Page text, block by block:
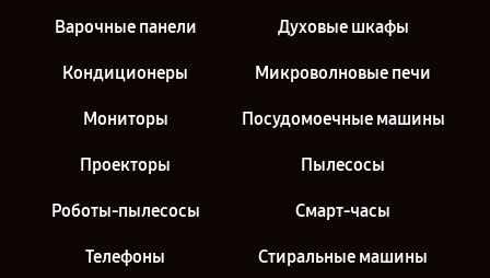
Варочные панели Духовые шкафы
Кондиционеры Микроволновые печи
Мониторы Посудомоечные машины
Проекторы Пылесосы
Роботы-пылесосы Смарт-часы
Телефоны Стиральные машины